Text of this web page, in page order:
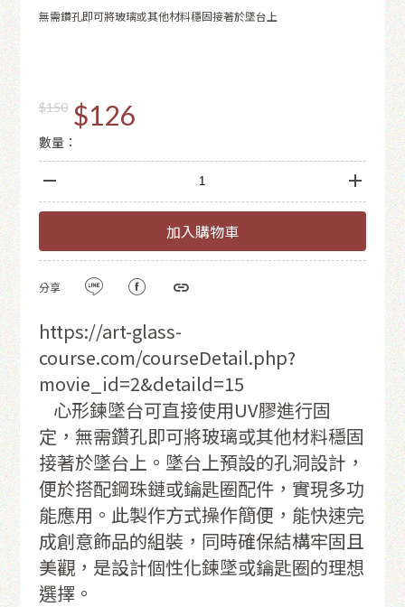
無需鑽孔即可將玻璃或其他材料穩固接著於墜台上
$150 $126
數量：
加入購物車
分享
https://art-glass-
course.com/courseDetail.php?
movie_id=2&detaild=15
心形鍊墜台可直接使用UV膠進行固
定，無需鑽孔即可將玻璃或其他材料穩固
接著於墜台上。墜台上預設的孔洞設計，
便於搭配鋼珠鏈或鑰匙圈配件，實現多功
能應用。此製作方式操作簡便，能快速完
成創意飾品的組裝，同時確保結構牢固且
美觀，是設計個性化鍊墜或鑰匙圈的理想
選擇。